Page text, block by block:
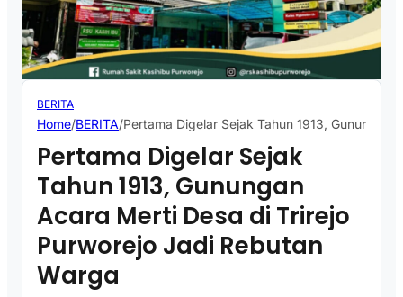
BERITA
Home/BERITA/Pertama Digelar Sejak Tahun 1913,
Pertama Digelar Sejak
Tahun 1913, Gunungan
Acara Merti Desa di Trirejo
Purworejo Jadi Rebutan
Warga